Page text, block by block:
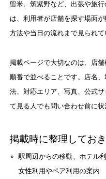
留米、筑紫野など、出張や旅
は、利用者が店舗を探す場面
方法や当日の流れまで見られて
掲載ページで大切なのは、店
順番で並べることです。店名
法、対応エリア、写真、公式
て見る人でも問い合わせ前に状
掲載時に整理してお
駅周辺からの移動、ホテル
女性利用やペア利用の案内